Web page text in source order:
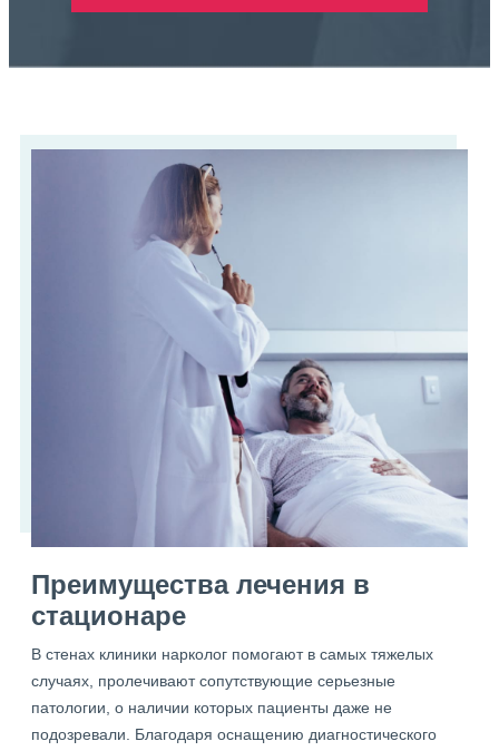
Преимущества лечения в
стационаре
В стенах клиники нарколог помогают в самых тяжелых
случаях, пролечивают сопутствующие серьезные
патологии, о наличии которых пациенты даже не
подозревали. Благодаря оснащению диагностического